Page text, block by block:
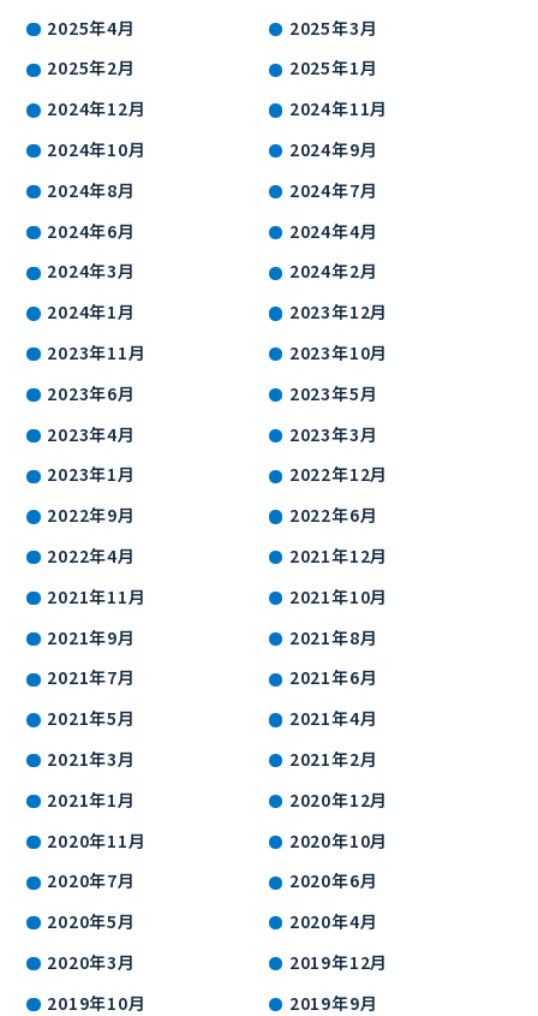
2025年4月
2025年3月
2025年2月
2025年1月
2024年12月
2024年11月
2024年10月
2024年9月
2024年8月
2024年7月
2024年6月
2024年4月
2024年3月
2024年2月
2024年1月
2023年12月
2023年11月
2023年10月
2023年6月
2023年5月
2023年4月
2023年3月
2023年1月
2022年12月
2022年9月
2022年6月
2022年4月
2021年12月
2021年11月
2021年10月
2021年9月
2021年8月
2021年7月
2021年6月
2021年5月
2021年4月
2021年3月
2021年2月
2021年1月
2020年12月
2020年11月
2020年10月
2020年7月
2020年6月
2020年5月
2020年4月
2020年3月
2019年12月
2019年10月
2019年9月